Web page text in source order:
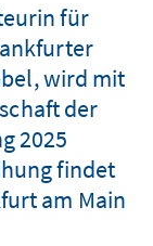
für
wird mit
der
2025
findet
am Main